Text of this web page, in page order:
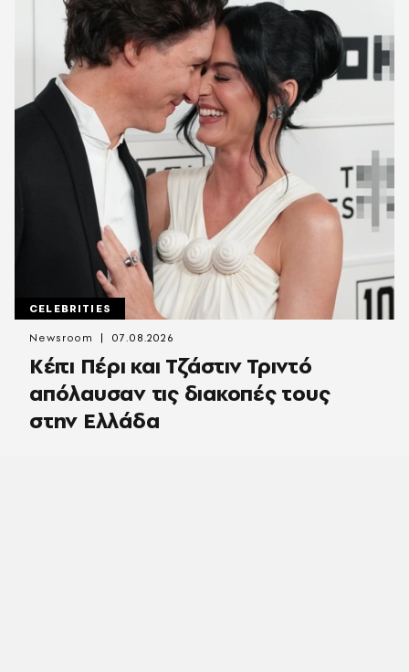
CELEBRITIES
Κέιτι Πέρι και Τζάστιν Τριντό
απόλαυσαν τις διακοπές τους
στην Ελλάδα
Newsroom 07.08.2026